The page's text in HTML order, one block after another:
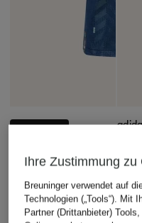
DEUTSCHLAND 26
AUTHENTIC für
Herren
25/
150
Ihre Zustimmung zu
Breuninger verwendet auf
Technologien („Tools“). Mit
Partner (Drittanbieter)